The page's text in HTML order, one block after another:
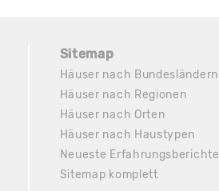
Sitemap
Häuser nach Bundesländern
Häuser nach Regionen
Häuser nach Orten
Häuser nach Haustypen
Neueste Erfahrungsberichte
Sitemap komplett